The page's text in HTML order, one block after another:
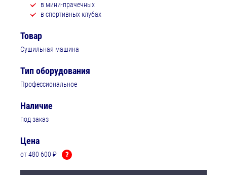
в мини-прачечных
в спортивных клубах
Товар
Сушильная машина
Тип оборудования
Профессиональное
Наличие
под заказ
Цена
от 480 600 ₽ ?